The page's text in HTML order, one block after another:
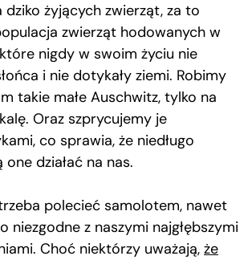
dziko żyjących zwierząt, za to
zwierząt hodowanych w
nigdy w swoim życiu nie
i nie dotykały ziemi. Robimy
takie małe Auschwitz, tylko na
Oraz szprycujemy je
co sprawia, że niedługo
one działać na nas.
polecieć samolotem, nawet
niezgodne z naszymi najgłębszymi
Choć niektórzy uważają, że